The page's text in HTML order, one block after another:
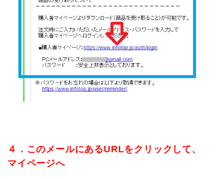
４．このメールにあるURLをクリックして、
マイページへ